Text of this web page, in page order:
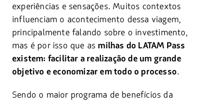
experiências e sensações. Muitos contextos
influenciam o acontecimento dessa viagem,
principalmente falando sobre o investimento,
mas é por isso que as milhas do LATAM Pass
existem: facilitar a realização de um grande
objetivo e economizar em todo o processo.
Sendo o maior programa de benefícios da